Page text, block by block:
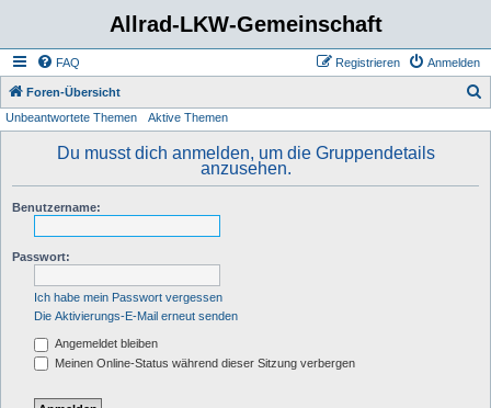
Allrad-LKW-Gemeinschaft
FAQ Anmelden
Registrieren
Foren-Übersicht
Unbeantwortete Themen Aktive Themen
Du musst dich anmelden, um die Gruppendetails
anzusehen.
Benutzername:
Passwort:
Ich habe mein Passwort vergessen
Die Aktivierungs-E-Mail erneut senden
Angemeldet bleiben
Meinen Online-Status während dieser Sitzung verbergen